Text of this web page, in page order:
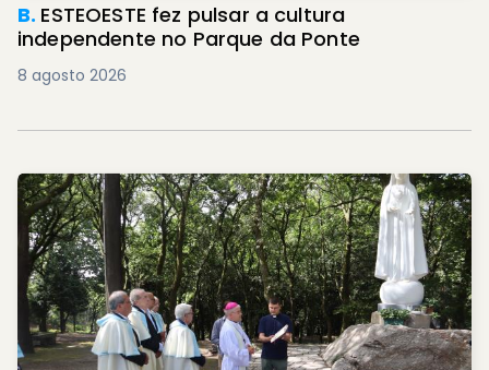
B. ESTEOESTE fez pulsar a cultura
independente no Parque da Ponte
8 agosto 2026